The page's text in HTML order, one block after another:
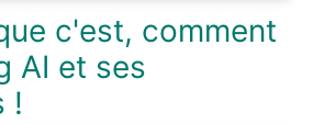
c'est, comment
AI et ses
!